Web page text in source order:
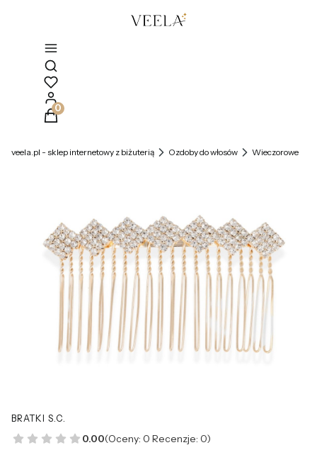
Otwórz wyszukiwarkę
Produkty w koszyku: 0. Zobacz szczegóły
veela.pl - sklep internetowy z biżuterią Ozdoby do włosów Wieczorowe
BRATKI S.C.
0.00(Oceny: 0 Recenzje: 0)